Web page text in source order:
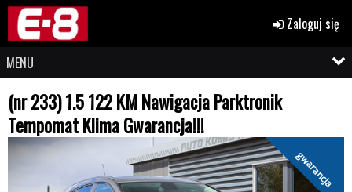
Zaloguj się
MENU
(nr 233) 1.5 122 KM Nawigacja Parktronik
Tempomat Klima Gwarancja!!!
gwarancja